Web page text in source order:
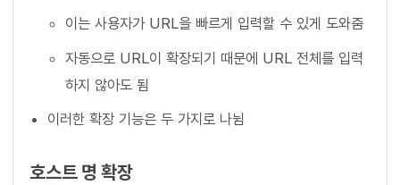
이는 사용자가 URL을 빠르게 입력할 수 있게 도와줌
자동으로 URL이 확장되기 때문에 URL 전체를 입력
하지 않아도 됨
이러한 확장 기능은 두 가지로 나뉨
호스트 명 확장